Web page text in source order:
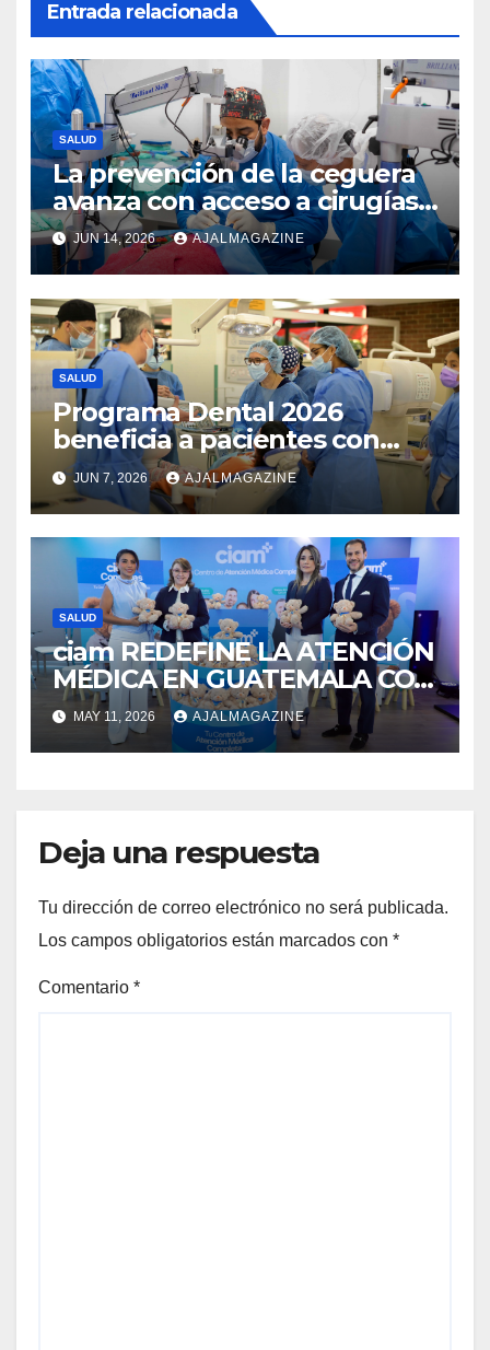
Entrada relacionada
SALUD
La prevención de la ceguera
avanza con acceso a cirugías
oftalmológicas impulsadas
por Visualiza
JUN 14, 2026 AJALMAGAZINE
SALUD
Programa Dental 2026
beneficia a pacientes con
labio fisurado y paladar
hendido en Guatemala
JUN 7, 2026 AJALMAGAZINE
SALUD
ciam REDEFINE LA ATENCIÓN
MÉDICA EN GUATEMALA CON
SU NUEVO MODELO
INTEGRAL
MAY 11, 2026 AJALMAGAZINE
Deja una respuesta
Tu dirección de correo electrónico no será publicada.
Los campos obligatorios están marcados con *
Comentario *